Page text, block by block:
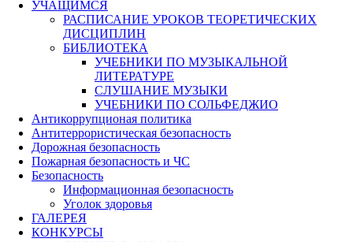
УЧАЩИМСЯ
РАСПИСАНИЕ УРОКОВ ТЕОРЕТИЧЕСКИХ
ДИСЦИПЛИН
БИБЛИОТЕКА
УЧЕБНИКИ ПО МУЗЫКАЛЬНОЙ
ЛИТЕРАТУРЕ
СЛУШАНИЕ МУЗЫКИ
УЧЕБНИКИ ПО СОЛЬФЕДЖИО
Антикоррупционая политика
Антитеррористическая безопасность
Дорожная безопасность
Пожарная безопасность и ЧС
Безопасность
Информационная безопасность
Уголок здоровья
ГАЛЕРЕЯ
КОНКУРСЫ